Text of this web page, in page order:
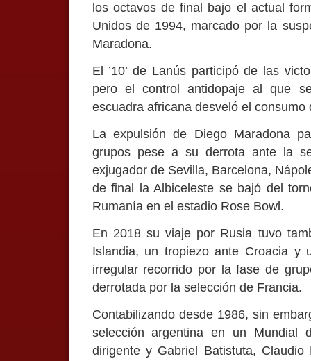
los octavos de final bajo el actual
Unidos de 1994, marcado por la
Maradona.
El ’10’ de Lanús participó de las
pero el control antidopaje al que
escuadra africana desveló el consumo
La expulsión de Diego Maradona
grupos pese a su derrota ante la
exjugador de Sevilla, Barcelona,
de final la Albiceleste se bajó del
Rumanía en el estadio Rose Bowl.
En 2018 su viaje por Rusia tuvo
Islandia, un tropiezo ante Croacia y
irregular recorrido por la fase de
derrotada por la selección de Francia.
Contabilizando desde 1986, sin
selección argentina en un Mundial
dirigente y Gabriel Batistuta,